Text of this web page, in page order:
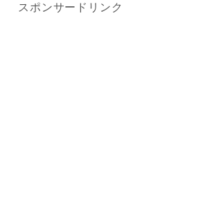
スポンサードリンク